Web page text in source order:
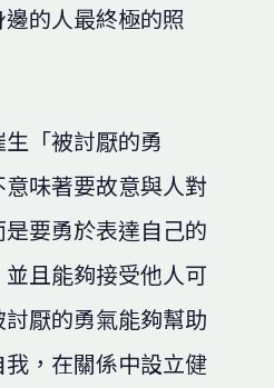
的人最終極的照
「被討厭的勇
味著要故意與人對
要勇於表達自己的
且能夠接受他人可
厭的勇氣能夠幫助
，在關係中設立健